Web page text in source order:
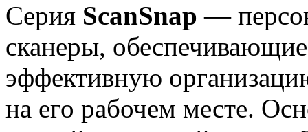
Серия ScanSnap —
сканеры, обеспечивающие
эффективную
на его рабочем месте.